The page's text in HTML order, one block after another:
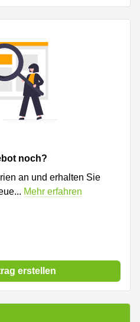
noch?
an und erhalten Sie
... Mehr erfahren
erstellen